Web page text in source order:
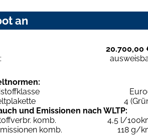
an
20.700,00
4
und Emissionen nach WLTP:
komb.
4,5 l/
komb.
118 g/